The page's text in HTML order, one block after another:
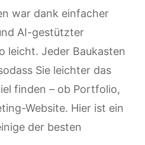
war dank einfacher
AI-gestützter
leicht. Jeder Baukasten
Sie leichter das
finden – ob Portfolio,
Website. Hier ist ein
der besten